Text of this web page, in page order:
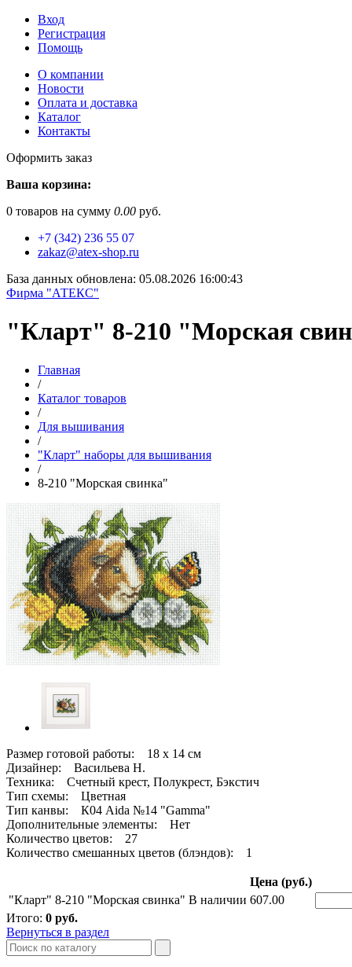
Вход
Регистрация
Помощь
О компании
Новости
Оплата и доставка
Каталог
Контакты
Оформить заказ
Ваша корзина:
0 товаров на сумму 0.00 руб.
+7 (342) 236 55 07
zakaz@atex-shop.ru
База данных обновлена: 05.08.2026 16:00:43
Фирма "АТЕКС"
"Кларт" 8-210 "Морская
Главная
/
Каталог товаров
/
Для вышивания
/
"Кларт" наборы для вышивания
/
8-210 "Морская свинка"
Размер готовой работы: 18 x 14 см
Дизайнер: Васильева Н.
Техника: Счетный крест, Полукрест, Бэкстич
Тип схемы: Цветная
Тип канвы: К04 Aida №14 "Gamma"
Дополнительные элементы: Нет
Количество цветов: 27
Количество смешанных цветов (блэндов): 1
Цена (руб.)
"Кларт" 8-210 "Морская свинка" В наличии 607.00
Итого: 0 руб.
Вернуться в раздел